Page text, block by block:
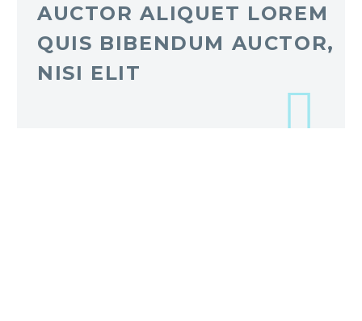
AUCTOR ALIQUET LOREM
QUIS BIBENDUM AUCTOR,
NISI ELIT